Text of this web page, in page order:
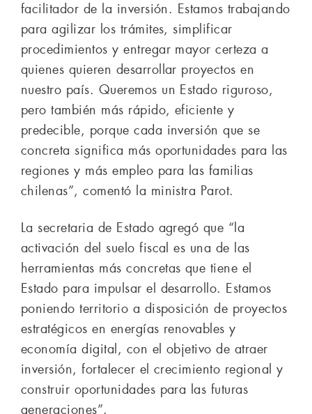
facilitador de la inversión. Estamos trabajando
para agilizar los trámites, simplificar
procedimientos y entregar mayor certeza a
quienes quieren desarrollar proyectos en
nuestro país. Queremos un Estado riguroso,
pero también más rápido, eficiente y
predecible, porque cada inversión que se
concreta significa más oportunidades para las
regiones y más empleo para las familias
chilenas”, comentó la ministra Parot.
La secretaria de Estado agregó que “la
activación del suelo fiscal es una de las
herramientas más concretas que tiene el
Estado para impulsar el desarrollo. Estamos
poniendo territorio a disposición de proyectos
estratégicos en energías renovables y
economía digital, con el objetivo de atraer
inversión, fortalecer el crecimiento regional y
construir oportunidades para las futuras
generaciones”.